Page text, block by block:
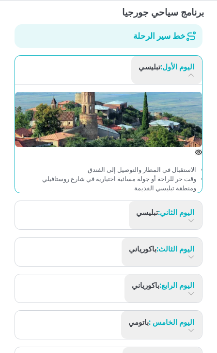
برنامج سياحي جورجيا
خط سير الرحلة
اليوم الأول:تبليسي
الاستقبال في المطار والتوصيل إلى الفندق
وقت حر للراحة أو جولة مسائية اختيارية في شارع روستافيلي
اليوم الثاني:
اليوم الثالث:
اليوم الرابع:باكورياني
اليوم الخامس :باتومي